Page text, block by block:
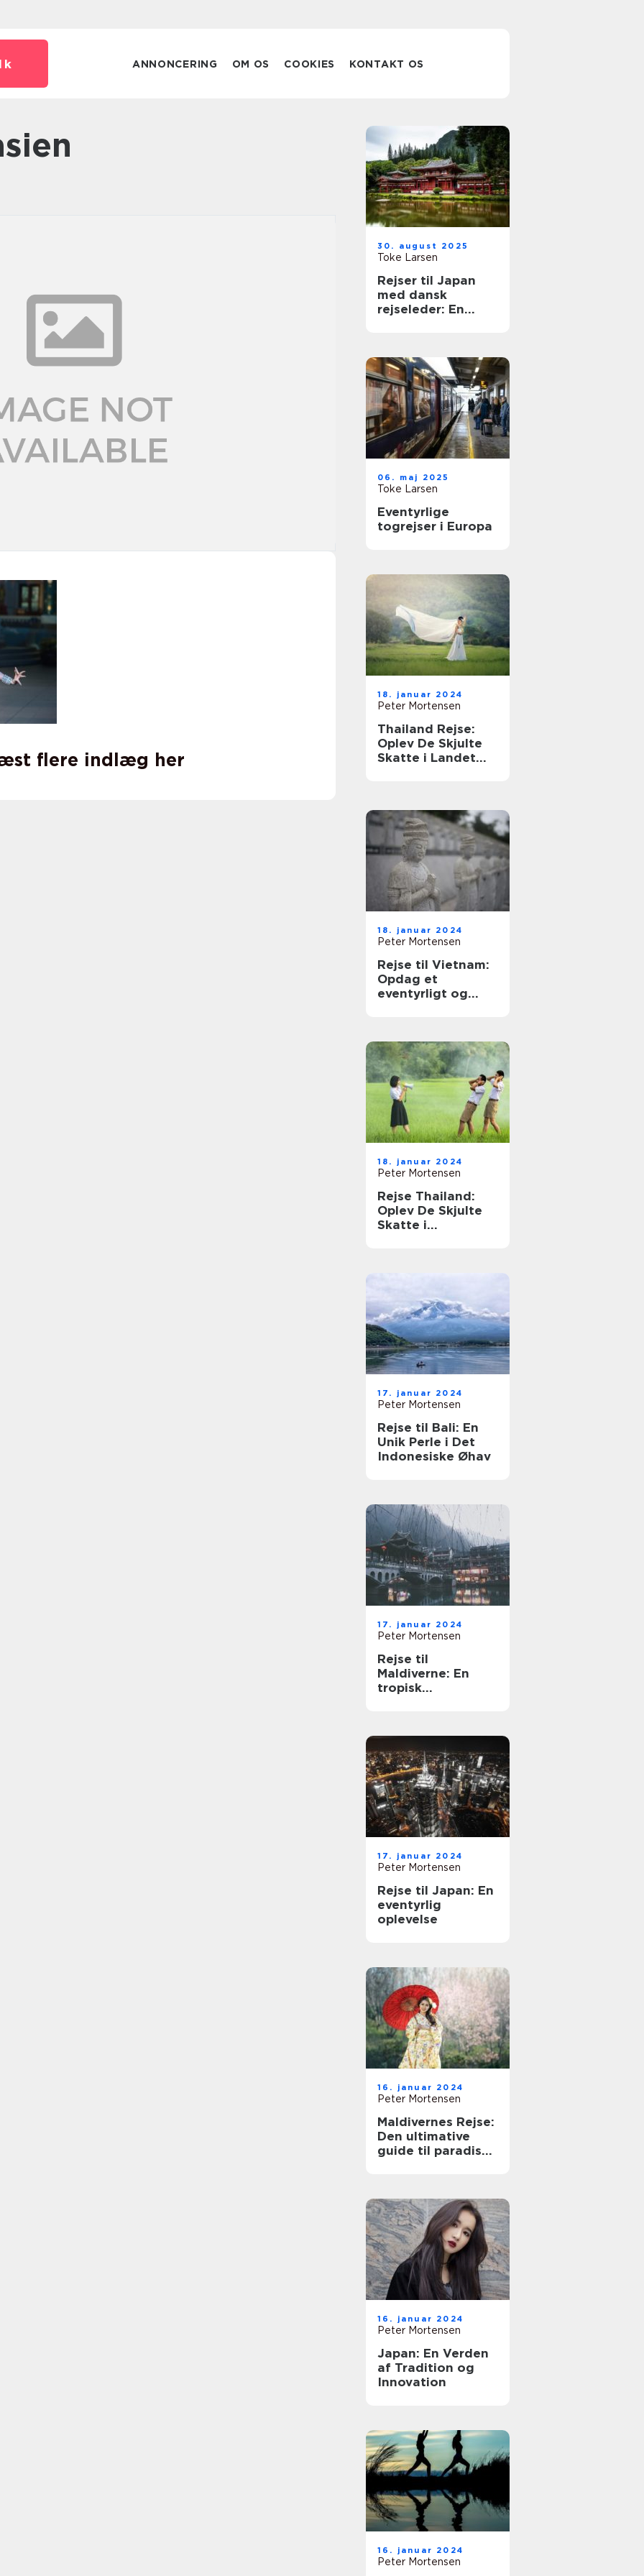
ANNONCERING OM OS COOKIES KONTAKT OS
flere indlæg her
30. august 2025
Toke Larsen
Rejser til Japan
med dansk
rejseleder: En
06. maj 2025
Toke Larsen
Eventyrlige
togrejser i Europa
18. januar 2024
Peter Mortensen
Thailand Rejse:
Oplev De Skjulte
Skatte i Landet
18. januar 2024
Peter Mortensen
Rejse til Vietnam:
Opdag et
eventyrligt og
18. januar 2024
Peter Mortensen
Rejse Thailand:
Oplev De Skjulte
Skatte i
17. januar 2024
Peter Mortensen
Rejse til Bali: En
Unik Perle i Det
Indonesiske Øhav
17. januar 2024
Peter Mortensen
Rejse til
Maldiverne: En
tropisk
rejsende
17. januar 2024
Peter Mortensen
Rejse til Japan: En
eventyrlig
oplevelse
16. januar 2024
Peter Mortensen
Maldivernes Rejse:
Den ultimative
guide til paradis
16. januar 2024
Peter Mortensen
Japan: En Verden
af Tradition og
Innovation
16. januar 2024
Peter Mortensen